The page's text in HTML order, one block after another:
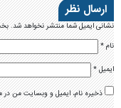
ارسال نظر
نشانی ایمیل شما منتشر نخواهد شد.
نام*
ایمیل*
ذخیره نام، ایمیل و وبسایت من در